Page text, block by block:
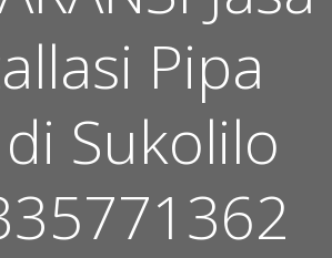
Pipa
di Sukolilo